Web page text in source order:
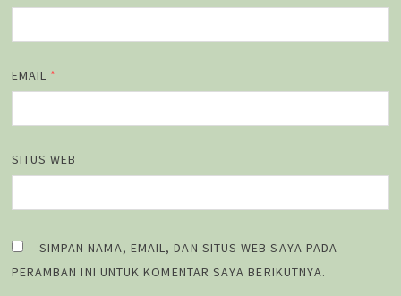
EMAIL *
SITUS WEB
SIMPAN NAMA, EMAIL, DAN SITUS WEB SAYA PADA
PERAMBAN INI UNTUK KOMENTAR SAYA BERIKUTNYA.